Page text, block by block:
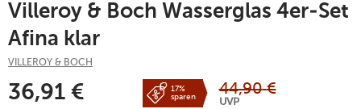
Villeroy & Boch Wasserglas 4er-Set
Afina klar
VILLEROY & BOCH
36,91 €
17%
sparen
44,90 €
UVP